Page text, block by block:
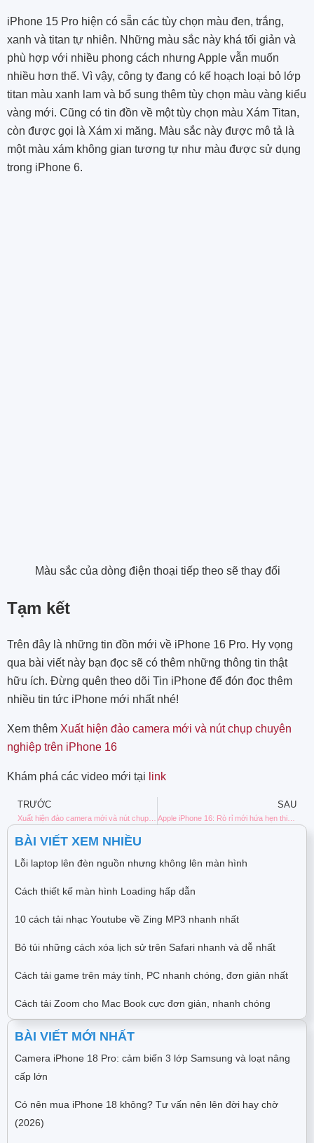
iPhone 15 Pro hiện có sẵn các tùy chọn màu đen, trắng,
xanh và titan tự nhiên. Những màu sắc này khá tối giản và
phù hợp với nhiều phong cách nhưng Apple vẫn muốn
nhiều hơn thế. Vì vậy, công ty đang có kế hoạch loại bỏ lớp
titan màu xanh lam và bổ sung thêm tùy chọn màu vàng kiểu
vàng mới. Cũng có tin đồn về một tùy chọn màu Xám Titan,
còn được gọi là Xám xi măng. Màu sắc này được mô tả là
một màu xám không gian tương tự như màu được sử dụng
trong iPhone 6.
Màu sắc của dòng điện thoại tiếp theo sẽ thay đổi
Tạm kết
Trên đây là những tin đồn mới về iPhone 16 Pro. Hy vọng
qua bài viết này bạn đọc sẽ có thêm những thông tin thật
hữu ích. Đừng quên theo dõi Tin iPhone để đón đọc thêm
nhiều tin tức iPhone mới nhất nhé!
Xem thêm Xuất hiện đảo camera mới và nút chụp chuyên
nghiệp trên iPhone 16
Khám phá các video mới tại link
TRƯỚC SAU
Apple iPhone 16: Rò rỉ mới hứa hẹn thiết kế nâng cấp linh hoạt
BÀI VIẾT XEM NHIỀU
Lỗi laptop lên đèn nguồn nhưng không lên màn hình
Cách thiết kế màn hình Loading hấp dẫn
10 cách tải nhạc Youtube về Zing MP3 nhanh nhất
Bỏ túi những cách xóa lịch sử trên Safari nhanh và dễ nhất
Cách tải game trên máy tính, PC nhanh chóng, đơn giản nhất
Cách tải Zoom cho Mac Book cực đơn giản, nhanh chóng
BÀI VIẾT MỚI NHẤT
Camera iPhone 18 Pro: cảm biến 3 lớp Samsung và loạt nâng
cấp lớn
Có nên mua iPhone 18 không? Tư vấn nên lên đời hay chờ
(2026)